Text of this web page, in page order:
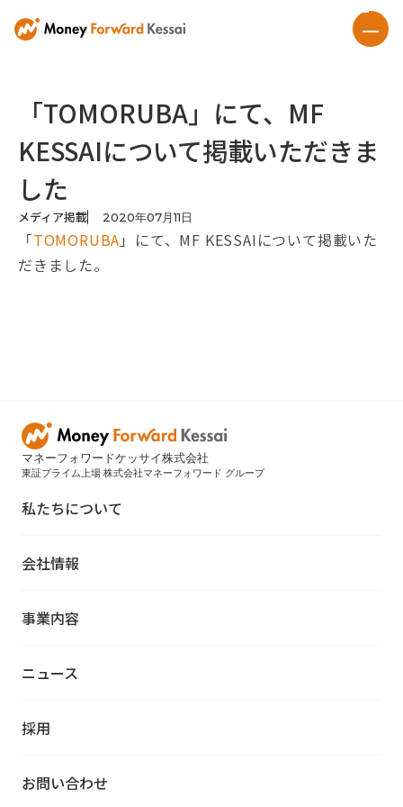
「TOMORUBA」にて、MF
KESSAIについて掲載いただきま
した
メディア掲載 2020年07月11日
「TOMORUBA 」にて、MF KESSAIについて掲載いた
だきました。
マネーフォワードケッサイ株式会社
東証プライム上場 株式会社マネーフォワード グループ
私たちについて
会社情報
事業内容
ニュース
採用
お問い合わせ